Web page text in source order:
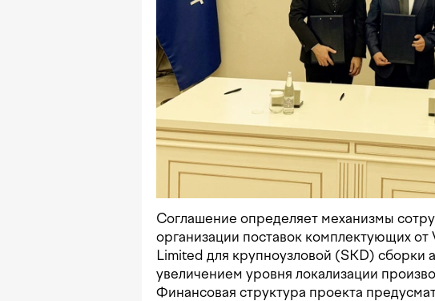
Соглашение определяет механизмы
организации поставок комплектующих
Limited для крупноузловой (SKD)
увеличением уровня локализации
Финансовая структура проекта